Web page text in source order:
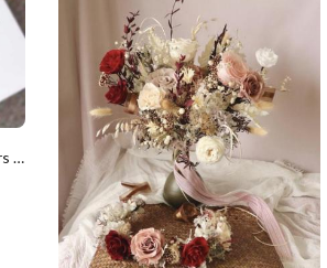
Yumi手作烘焙/韓式擠花/flowers cake/香氛蠟